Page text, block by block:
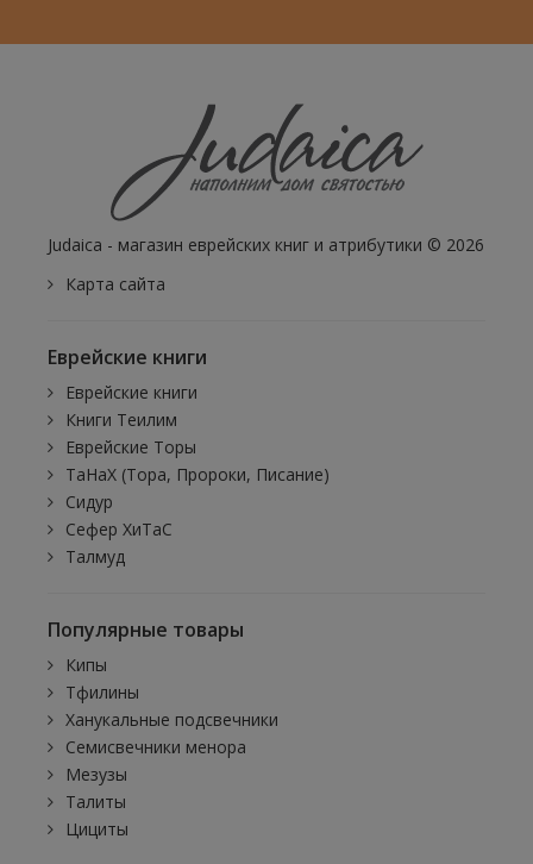
Judaica - магазин еврейских книг и атрибутики © 2026
Карта сайта
Еврейские книги
Еврейские книги
Книги Теилим
Еврейские Торы
ТаНаХ (Тора, Пророки, Писание)
Сидур
Сефер ХиТаС
Талмуд
Популярные товары
Кипы
Тфилины
Ханукальные подсвечники
Семисвечники менора
Мезузы
Талиты
Цициты